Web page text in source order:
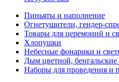
Пиньяты и наполнение
Огнетушители, гендер-
Товары для церемоний и
Хлопушки
Небесные фонарики и
Дым цветной,
Наборы для проведения и